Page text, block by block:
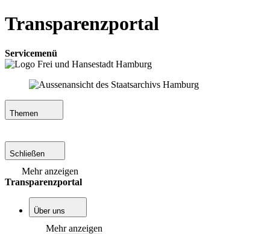
Transparenzportal
Servicemenü
Themen
Schließen
Mehr anzeigen
Transparenzportal
Über uns
Mehr anzeigen